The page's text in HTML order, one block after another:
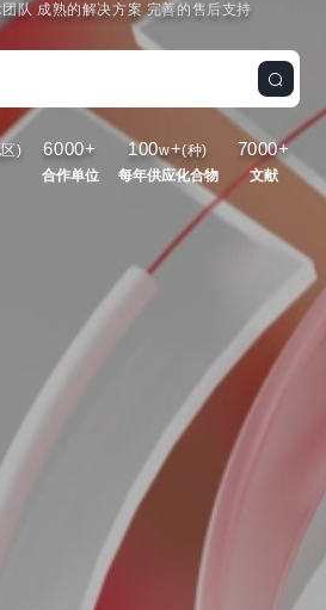
队 成熟的解决方案 完善的售后支持
)
6000+
合作单位
100w+(种)
每年供应化合物
7000+
文献